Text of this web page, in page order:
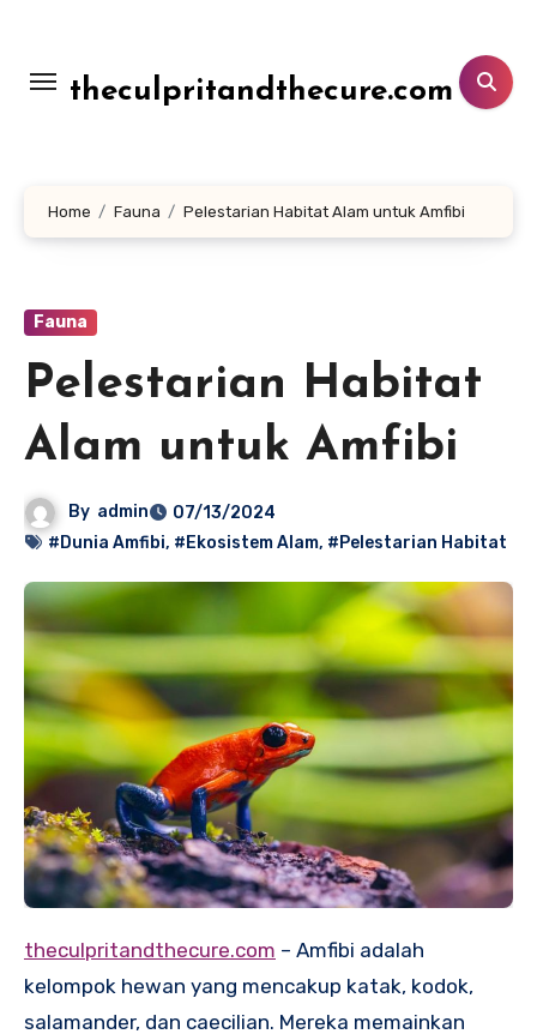
konten
theculpritandthecure.com
Home Fauna Pelestarian Habitat Alam untuk Amfibi
Fauna
Pelestarian Habitat
Alam untuk Amfibi
By admin
07/13/2024
#Dunia Amfibi, #Ekosistem Alam, #Pelestarian Habitat
theculpritandthecure.com – Amfibi adalah
kelompok hewan yang mencakup katak, kodok,
salamander, dan caecilian. Mereka memainkan